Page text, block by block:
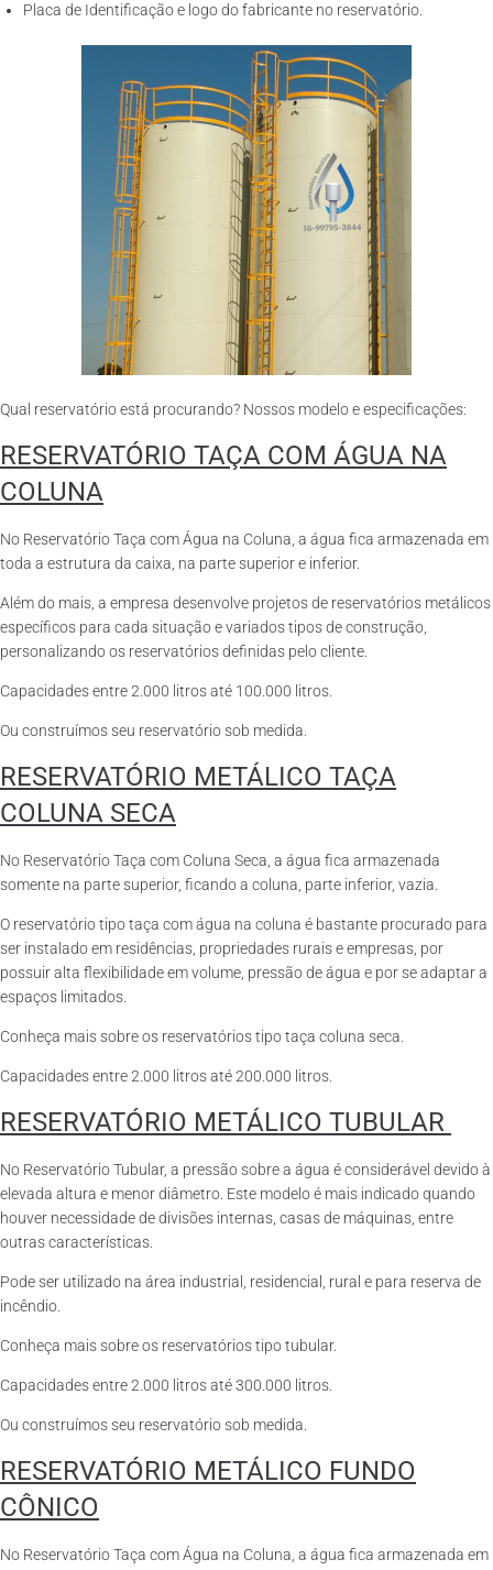
Placa de Identificação e logo do fabricante no reservatório.
Qual reservatório está procurando? Nossos modelo e especificações:
RESERVATÓRIO TAÇA COM ÁGUA NA
COLUNA
No Reservatório Taça com Água na Coluna, a água fica armazenada em
toda a estrutura da caixa, na parte superior e inferior.
Além do mais, a empresa desenvolve projetos de reservatórios metálicos
específicos para cada situação e variados tipos de construção,
personalizando os reservatórios definidas pelo cliente.
Capacidades entre 2.000 litros até 100.000 litros.
Ou construímos seu reservatório sob medida.
RESERVATÓRIO METÁLICO TAÇA
COLUNA SECA
No Reservatório Taça com Coluna Seca, a água fica armazenada
somente na parte superior, ficando a coluna, parte inferior, vazia.
O reservatório tipo taça com água na coluna é bastante procurado para
ser instalado em residências, propriedades rurais e empresas, por
possuir alta flexibilidade em volume, pressão de água e por se adaptar a
espaços limitados.
Conheça mais sobre os reservatórios tipo taça coluna seca.
Capacidades entre 2.000 litros até 200.000 litros.
RESERVATÓRIO METÁLICO TUBULAR
No Reservatório Tubular, a pressão sobre a água é considerável devido à
elevada altura e menor diâmetro. Este modelo é mais indicado quando
houver necessidade de divisões internas, casas de máquinas, entre
outras características.
Pode ser utilizado na área industrial, residencial, rural e para reserva de
incêndio.
Conheça mais sobre os reservatórios tipo tubular.
Capacidades entre 2.000 litros até 300.000 litros.
Ou construímos seu reservatório sob medida.
RESERVATÓRIO METÁLICO FUNDO
CÔNICO
No Reservatório Taça com Água na Coluna, a água fica armazenada em